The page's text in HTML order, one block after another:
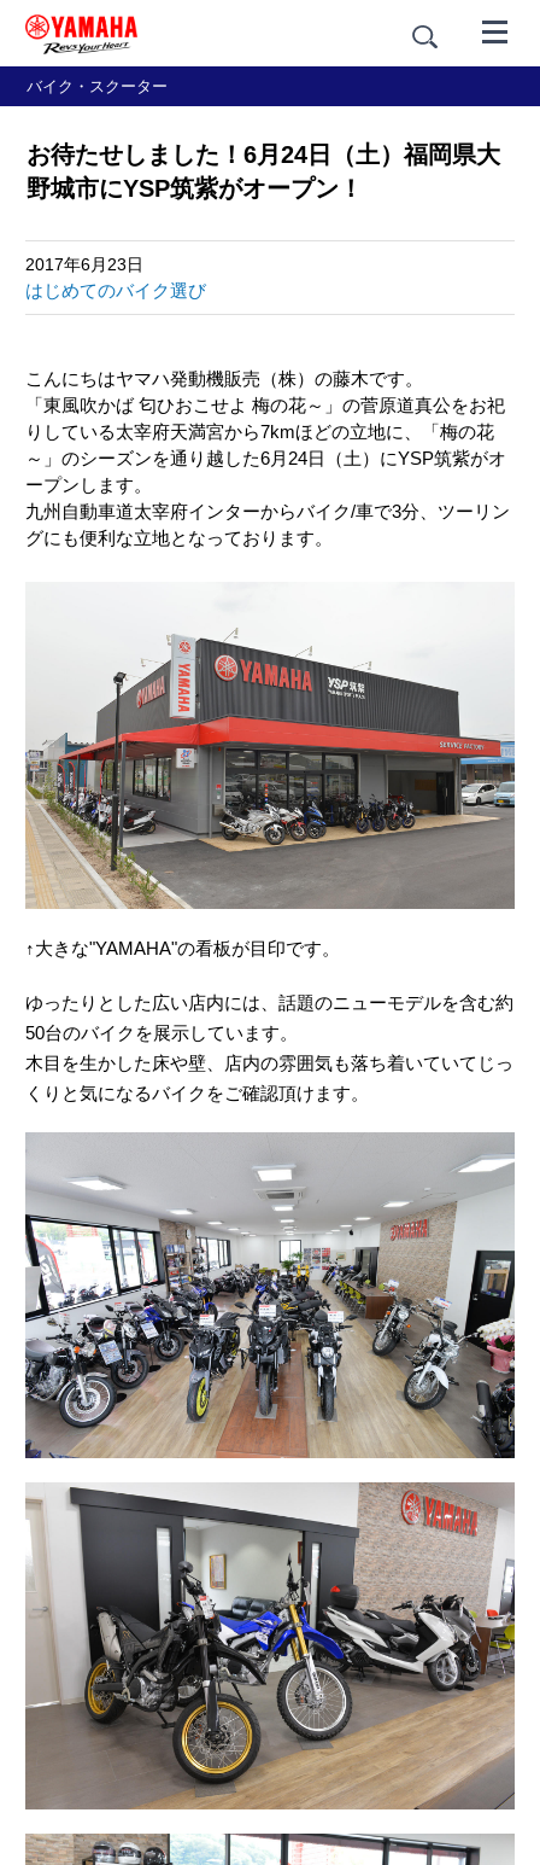
バイク・スクーター
お待たせしました！6月24日（土）福岡県大
野城市にYSP筑紫がオープン！
2017年6月23日
はじめてのバイク選び
こんにちはヤマハ発動機販売（株）の藤木です。
「東風吹かば 匂ひおこせよ 梅の花～」の菅原道真公をお祀
りしている太宰府天満宮から7kmほどの立地に、「梅の花
～」のシーズンを通り越した6月24日（土）にYSP筑紫がオ
ープンします。
九州自動車道太宰府インターからバイク/車で3分、ツーリン
グにも便利な立地となっております。
↑大きな"YAMAHA"の看板が目印です。
ゆったりとした広い店内には、話題のニューモデルを含む約
50台のバイクを展示しています。
木目を生かした床や壁、店内の雰囲気も落ち着いていてじっ
くりと気になるバイクをご確認頂けます。